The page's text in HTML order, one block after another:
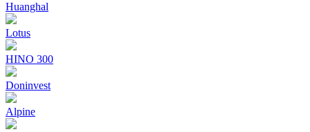
Huanghal
Lotus
HINO 300
Doninvest
Alpine